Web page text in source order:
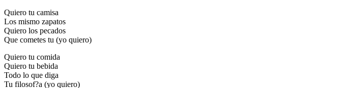
Quiero tu camisa
Los mismo zapatos
Quiero los pecados
Que cometes tu (yo quiero)
Quiero tu comida
Quiero tu bebida
Todo lo que diga
Tu filosof?a (yo quiero)